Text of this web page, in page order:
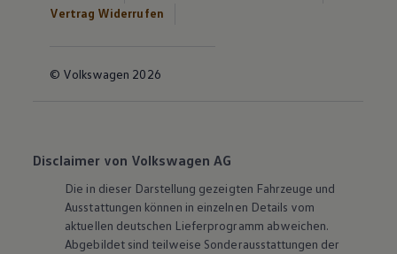
Vertrag Widerrufen
© Volkswagen 2026
Disclaimer von Volkswagen AG
Die in dieser Darstellung gezeigten Fahrzeuge und
Ausstattungen können in einzelnen Details vom
aktuellen deutschen Lieferprogramm abweichen.
Abgebildet sind teilweise Sonderausstattungen der